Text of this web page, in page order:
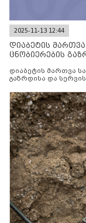
2025-11-13 12:44
დიაბეტის
ცნობიერების
დიაბეტის მართვა
გაზრდისა და